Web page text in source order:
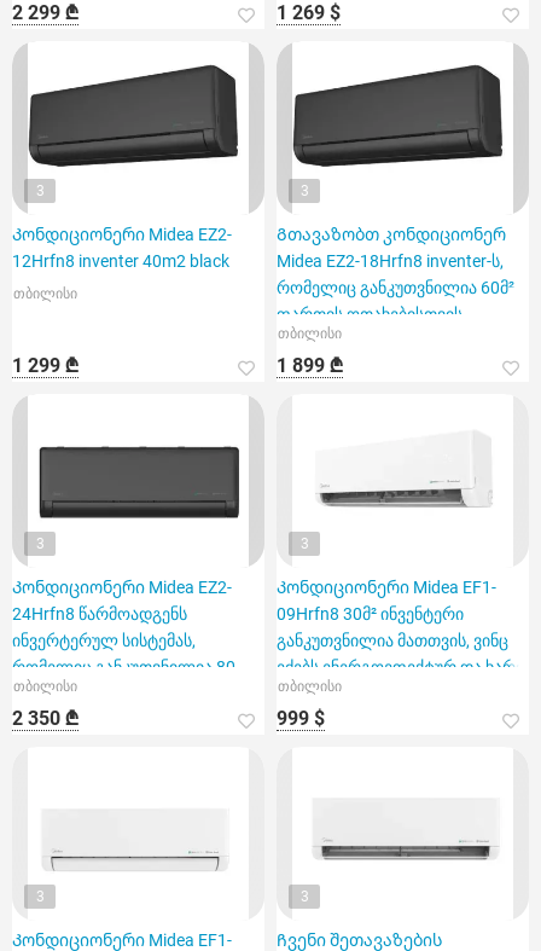
2 299 ₾ 1 269 $
3
Კონდიციონერი Midea EZ2-
12Hrfn8 inventer 40m2 black
თბილისი
1 299 ₾
3
Გთავაზობთ კონდიციონერ
Midea EZ2-18Hrfn8 inventer-ს,
რომელიც განკუთვნილია 60მ²
ფართის ოთახებისთვის.
თბილისი
1 899 ₾
3
Კონდიციონერი Midea EZ2-
24Hrfn8 წარმოადგენს
ინვერტერულ სისტემას,
რომელიც განკუთვნილია 80
კვადრატული მ
თბილისი
2 350 ₾
3
Კონდიციონერი Midea EF1-
09Hrfn8 30მ² ინვენტერი
განკუთვნილია მათთვის, ვინც
ეძებს ენერგოეფექტურ და ხარი
თბილისი
999 $
3
Კონდიციონერი Midea EF1-
3
Ჩვენი შეთავაზების